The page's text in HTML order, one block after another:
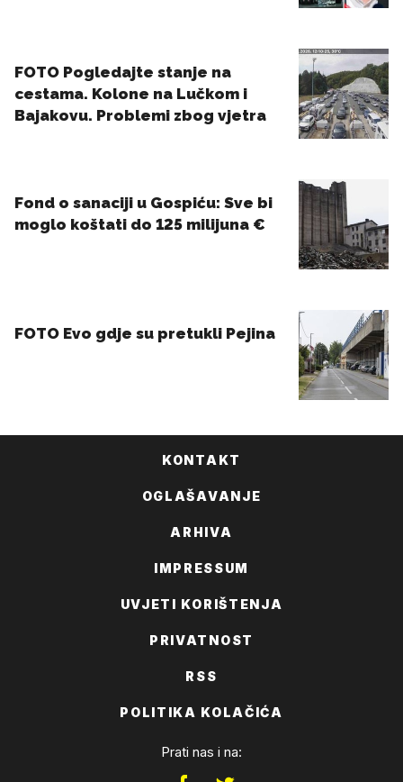
KONTAKT
OGLAŠAVANJE
ARHIVA
IMPRESSUM
UVJETI KORIŠTENJA
PRIVATNOST
RSS
POLITIKA KOLAČIĆA
Prati nas i na: